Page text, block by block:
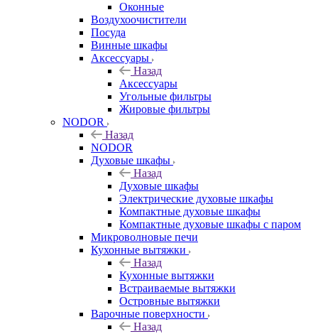
Оконные
Воздухоочистители
Посуда
Винные шкафы
Аксессуары
Назад
Аксессуары
Угольные фильтры
Жировые фильтры
NODOR
Назад
NODOR
Духовые шкафы
Назад
Духовые шкафы
Электрические духовые шкафы
Компактные духовые шкафы
Компактные духовые шкафы с паром
Микроволновые печи
Кухонные вытяжки
Назад
Кухонные вытяжки
Встраиваемые вытяжки
Островные вытяжки
Варочные поверхности
Назад